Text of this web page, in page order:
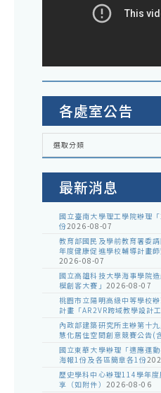
各處室公告
各
室
選取分類
最新消息
國立臺南大學理工學院辦理
份2026-08-07
教育部國民及學前教育署委
年度健康促進學校輔導計畫
2026-08-07
國立高雄科技大學海事學院
模創客大賽」 2026-08-07
桃園市立陽明高級中等學校
計畫「AR2VR跨域教學設計工
內政部建築研究所主辦第十
慧化居住空間創意競賽公告(
國立東華大學辦理「適應運
海報1份及各區簡章各1份
歷史學科中心辦理114學年
享（如附件） 2026-08-06